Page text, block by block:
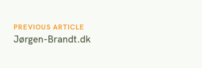
P
PREVIOUS ARTICLE
Jørgen-Brandt.dk